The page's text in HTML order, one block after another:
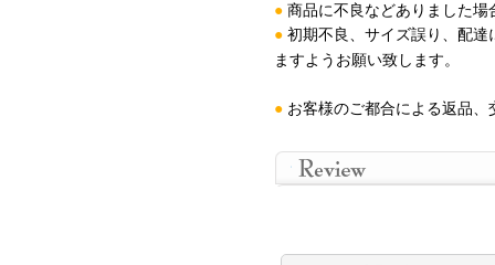
● 商品に不良などありました
● 初期不良、サイズ誤り、配達
ますようお願い致します。
● お客様のご都合による返品